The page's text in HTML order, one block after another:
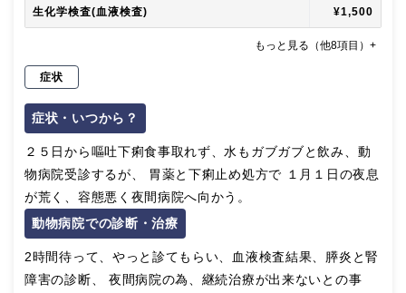
生化学検査(血液検査) ¥1,500
もっと見る（他8項目）+
症状
症状・いつから？
２５日から嘔吐下痢食事取れず、水もガブガブと飲み、動
物病院受診するが、 胃薬と下痢止め処方で １月１日の夜息
が荒く、容態悪く夜間病院へ向かう。
動物病院での診断・治療
2時間待って、やっと診てもらい、血液検査結果、膵炎と腎
障害の診断、 夜間病院の為、継続治療が出来ないとの事